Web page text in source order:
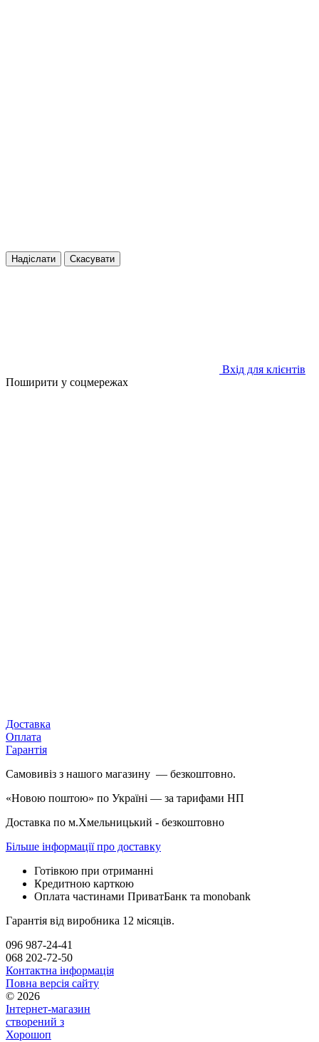
Надіслати Скасувати
Вхід для клієнтів
Поширити у соцмережах
Доставка
Оплата
Гарантія
Самовивіз з нашого магазину — безкоштовно.
«Новою поштою» по Україні — за тарифами НП
Доставка по м.Хмельницький - безкоштовно
Більше інформації про доставку
Готівкою при отриманні
Кредитною карткою
Оплата частинами ПриватБанк та monobank
Гарантія від виробника 12 місяців.
096 987-24-41
068 202-72-50
Контактна інформація
Повна версія сайту
© 2026
Інтернет-магазин
створений з
Хорошоп